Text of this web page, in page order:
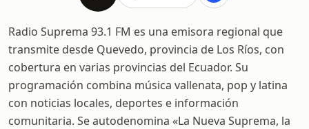
Radio Suprema 93.1 FM es una emisora regional que
transmite desde Quevedo, provincia de Los Ríos, con
cobertura en varias provincias del Ecuador. Su
programación combina música vallenata, pop y latina
con noticias locales, deportes e información
comunitaria. Se autodenomina «La Nueva Suprema, la